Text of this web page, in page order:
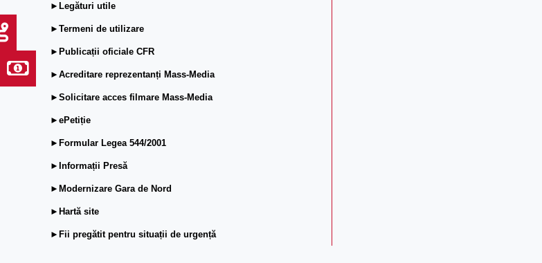
►Legături utile
►Termeni de utilizare
►Publicații oficiale CFR
►Acreditare reprezentanți Mass-Media
►Solicitare acces filmare Mass-Media
►ePetiție
►Formular Legea 544/2001
►Informații Presă
►Modernizare Gara de Nord
►Hartă site
►Fii pregătit pentru situații de urgență